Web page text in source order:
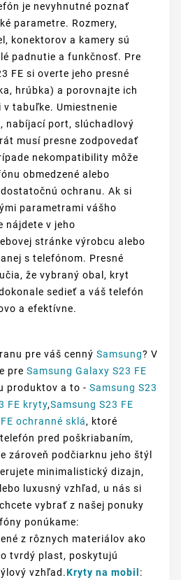
je nevyhnutné poznať
parametre. Rozmery,
konektorov a kamery sú
padnutie a funkčnosť. Pre
FE si overte jeho presné
hrúbka) a porovnajte ich
v tabuľke. Umiestnenie
nabíjací port, slúchadlový
musí presne zodpovedať
nekompatibility môže
obmedzené alebo
ochranu. Ak si
parametrami vášho
nájdete v jeho
stránke výrobcu alebo
s telefónom. Presné
že vybraný obal, kryt
sedieť a váš telefón
a efektívne.
pre váš cenný Samsung? V
pre Samsung Galaxy S23 FE
produktov a to - Samsung S23
FE kryty,Samsung S23 FE
ochranné sklá, ktoré
pred poškriabaním,
zároveň podčiarknu jeho štýl
minimalistický dizajn,
luxusný vzhľad, u nás si
vybrať z našej ponuky
ponúkame:
z rôznych materiálov ako
tvrdý plast, poskytujú
vzhľad.Kryty na mobil :